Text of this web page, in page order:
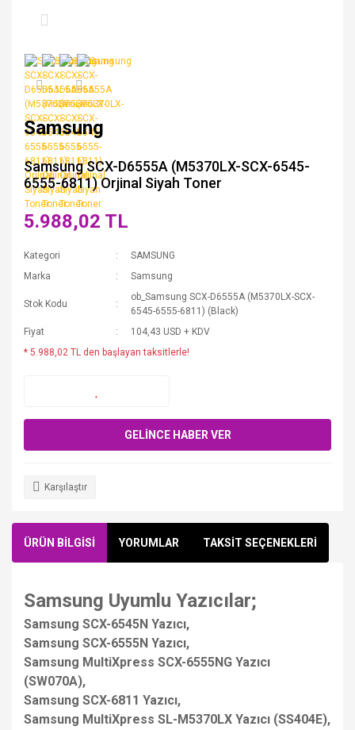
Samsung
Samsung SCX-D6555A (M5370LX-SCX-6545-
6555-6811) Orjinal Siyah Toner
5.988,02 TL
Kategori
SAMSUNG
Marka
Samsung
Stok Kodu
ob_Samsung SCX-D6555A (M5370LX-SCX-
6545-6555-6811) (Black)
Fiyat
104,43 USD + KDV
* 5.988,02 TL den başlayan taksitlerle!
GELİNCE HABER VER
Karşılaştır
ÜRÜN BİLGİSİ YORUMLAR TAKSİT SEÇENEKLERİ
Samsung Uyumlu Yazıcılar;
Samsung SCX-6545N Yazıcı,
Samsung SCX-6555N Yazıcı,
Samsung MultiXpress SCX-6555NG Yazıcı
(SW070A),
Samsung SCX-6811 Yazıcı,
Samsung MultiXpress SL-M5370LX Yazıcı (SS404E),